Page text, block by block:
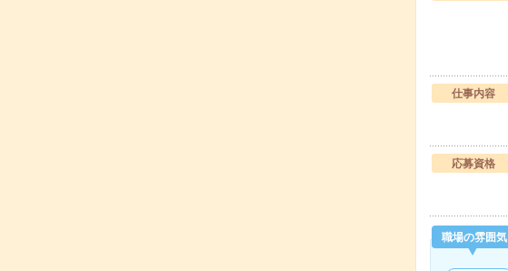
仕事内容
応募資格
職場の雰囲気